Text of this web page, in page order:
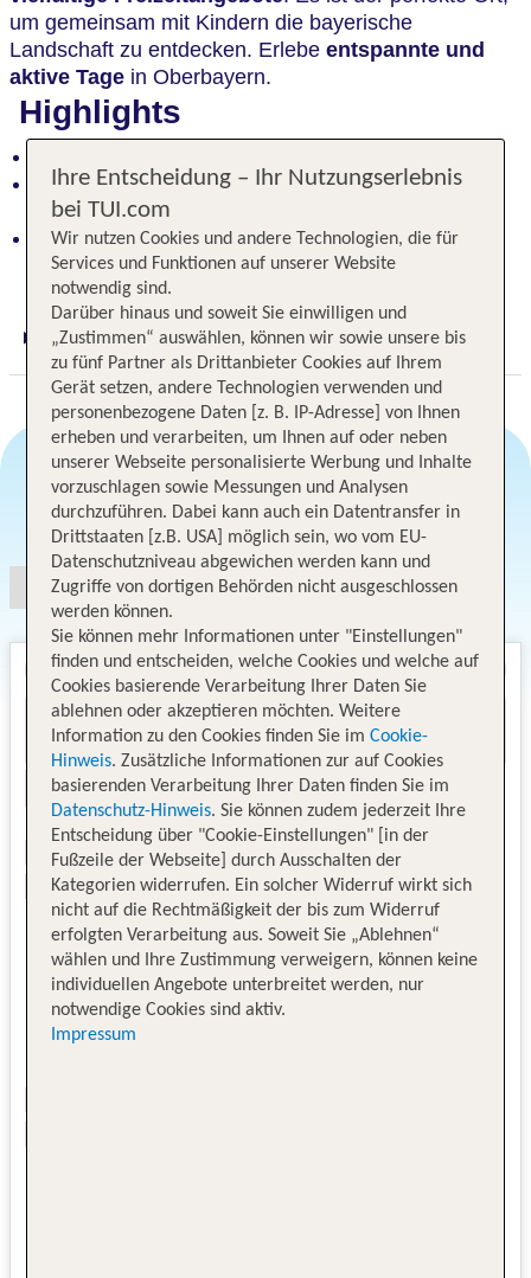
um gemeinsam mit Kindern die bayerische
Landschaft zu entdecken. Erlebe entspannte und
aktive Tage in Oberbayern.
Highlights
Entspannung pur: Spa, Saunalandschaft und
Innenpool
Naturerlebnis vor der Haustür: Wandern und
Mountainbiken in alpiner Landschaft
Digitaler und telefonischer 24/7 TUI Service
Angebotsauswahl
Ihre Entscheidung – Ihr Nutzungserlebnis
bei TUI.com
Wir nutzen Cookies und andere Technologien, die für
Services und Funktionen auf unserer Website
notwendig sind.
Darüber hinaus und soweit Sie einwilligen und
„Zustimmen“ auswählen, können wir sowie unsere bis
zu fünf Partner als Drittanbieter Cookies auf Ihrem
Gerät setzen, andere Technologien verwenden und
personenbezogene Daten [z. B. IP-Adresse] von Ihnen
erheben und verarbeiten, um Ihnen auf oder neben
unserer Webseite personalisierte Werbung und Inhalte
vorzuschlagen sowie Messungen und Analysen
durchzuführen. Dabei kann auch ein Datentransfer in
Drittstaaten [z.B. USA] möglich sein, wo vom EU-
Datenschutzniveau abgewichen werden kann und
Zugriffe von dortigen Behörden nicht ausgeschlossen
werden können.
Sie können mehr Informationen unter "Einstellungen"
finden und entscheiden, welche Cookies und welche auf
Cookies basierende Verarbeitung Ihrer Daten Sie
ablehnen oder akzeptieren möchten. Weitere
Information zu den Cookies finden Sie im Cookie-
Hinweis. Zusätzliche Informationen zur auf Cookies
basierenden Verarbeitung Ihrer Daten finden Sie im
Datenschutz-Hinweis. Sie können zudem jederzeit Ihre
Entscheidung über "Cookie-Einstellungen" [in der
Fußzeile der Webseite] durch Ausschalten der
Kategorien widerrufen. Ein solcher Widerruf wirkt sich
nicht auf die Rechtmäßigkeit der bis zum Widerruf
erfolgten Verarbeitung aus. Soweit Sie „Ablehnen“
wählen und Ihre Zustimmung verweigern, können keine
individuellen Angebote unterbreitet werden, nur
notwendige Cookies sind aktiv.
Impressum